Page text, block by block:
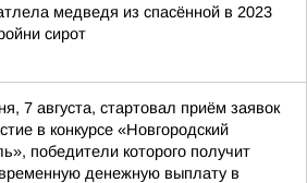
медведя из спасённой в 2023
сирот
7 августа, стартовал приём заявок
в конкурсе «Новгородский
победители которого получит
денежную выплату в